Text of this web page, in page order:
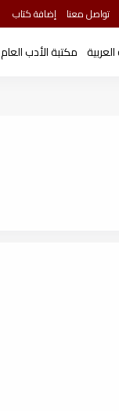
تواصل معنا إضافة كتاب
مكتبة الأدب العام